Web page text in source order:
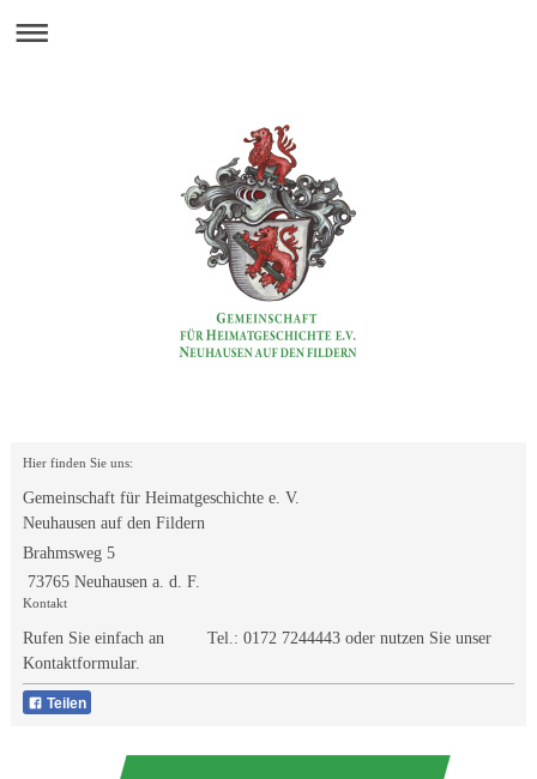
Hier finden Sie uns:
Gemeinschaft für Heimatgeschichte e. V.
Neuhausen auf den Fildern
Brahmsweg 5
73765 Neuhausen a. d. F.
Kontakt
Rufen Sie einfach an Tel.: 0172 7244443oder nutzen Sie unser
Kontaktformular.
Teilen